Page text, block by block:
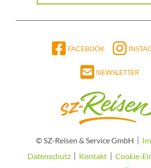
FACEBOOK
NEWSLETTER
© SZ-Reisen & Service GmbH
Datenschutz
Kontakt Cookie-